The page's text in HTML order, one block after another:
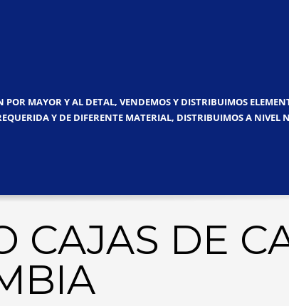
MAYOR Y AL DETAL, VENDEMOS Y DISTRIBUIMOS
Y DE DIFERENTE MATERIAL, DISTRIBUIMOS A NIVEL
CAJAS DE